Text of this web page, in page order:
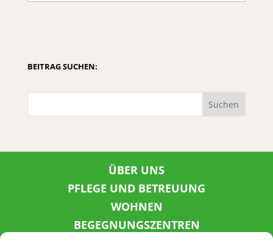
BEITRAG SUCHEN:
Suchen
ÜBER UNS
PFLEGE UND BETREUUNG
WOHNEN
BEGEGNUNGSZENTREN